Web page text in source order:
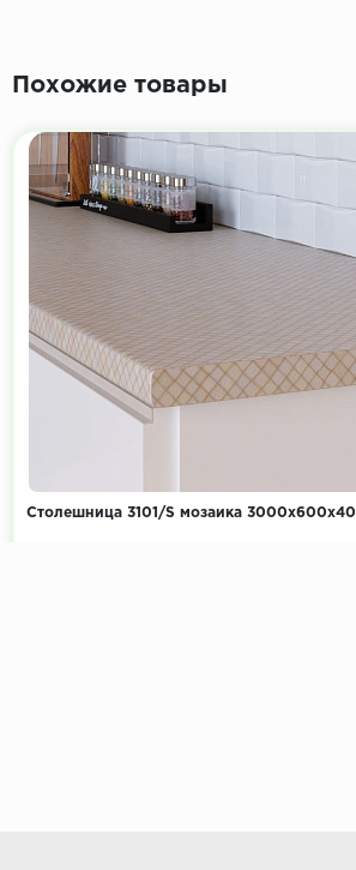
Похожие товары
Столешница 3101/S мозаика 3000х600х40